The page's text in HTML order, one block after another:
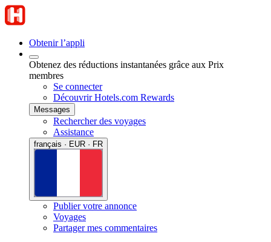
Obtenir l’appli
Obtenez des réductions instantanées grâce aux Prix
membres
Se connecter
Découvrir Hotels.com Rewards
Messages
Rechercher des voyages
Assistance
français · EUR · FR
Publier votre annonce
Voyages
Partager mes commentaires